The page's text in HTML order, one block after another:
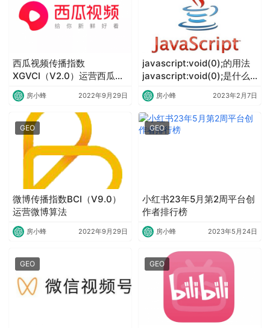
西瓜视频传播指数
XGVCI（V2.0）运营西瓜视
频算法
房小蜂 2022年9月29日
javascript:void(0);的用法
javascript:void(0);是什么
意思怎么解决
房小蜂 2023年2月7日
GEO
微博传播指数BCI（V9.0）
运营微博算法
房小蜂 2022年9月29日
GEO
小红书23年5月第2周平台创
作者排行榜
房小蜂 2023年5月24日
GEO GEO